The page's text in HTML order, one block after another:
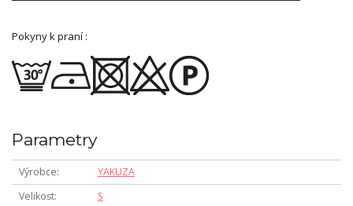
Pokyny k praní :
Parametry
Výrobce
YAKUZA
Velikost
S